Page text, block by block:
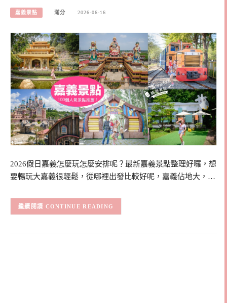
嘉義景點 滿分 2026-06-16
2026假日嘉義怎麼玩怎麼安排呢？最新嘉義景點整理好囉，想
要暢玩大嘉義很輕鬆，從哪裡出發比較好呢，嘉義佔地大，…
CONTINUE READING